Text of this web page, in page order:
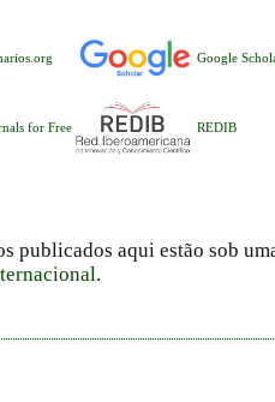
Google
for Free REDIB
publicados aqui estão sob
.